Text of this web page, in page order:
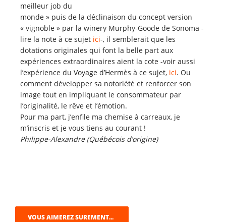
meilleur job du
monde » puis de la déclinaison du concept version
« vignoble » par la winery Murphy-Goode de Sonoma -
lire la note à ce sujet ici-, il semblerait que les
dotations originales qui font la belle part aux
expériences extraordinaires aient la cote -voir aussi
l’expérience du Voyage d’Hermès à ce sujet, ici. Ou
comment développer sa notoriété et renforcer son
image tout en impliquant le consommateur par
l’originalité, le rêve et l’émotion.
Pour ma part, j’enfile ma chemise à carreaux, je
m’inscris et je vous tiens au courant !
Philippe-Alexandre (Québécois d’origine)
VOUS AIMEREZ SUREMENT...